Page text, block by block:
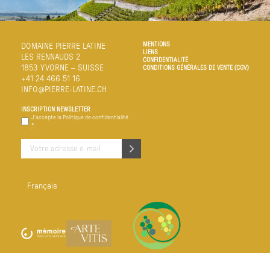
MEILLEURS DÉLAIS.
DOMAINE PIERRE LATINE
LES RENNAUDS 2
1853 YVORNE – SUISSE
+41 24 466 51 16
INFO@PIERRE-LATINE.CH
MENTIONS
LIENS
CONFIDENTIALITÉ
CONDITIONS GÉNÉRALES DE VENTE (CGV)
INSCRIPTION NEWSLETTER
Confidentialité
J‘accepte la Politique de confidentialité
*
*
Français